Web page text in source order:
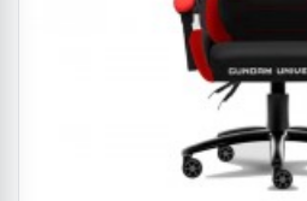
của ghế, đảm bảo an toàn
mái tối đa cho người dùng.
nghỉ ngơi sau khi chơi game,
phim thư giãn. Bên cạnh đó,
tựa đầu giúp người dùng có
hợp với gối tựa lưng sẽ hỗ